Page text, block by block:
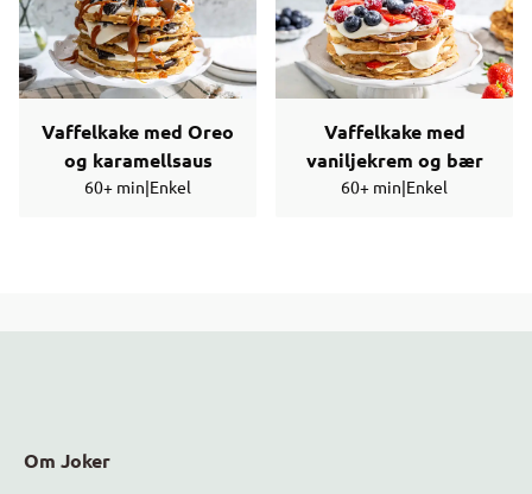
Vaffelkake med Oreo
og karamellsaus
60+ min|Enkel
Vaffelkake med
vaniljekrem og bær
60+ min|Enkel
Om Joker